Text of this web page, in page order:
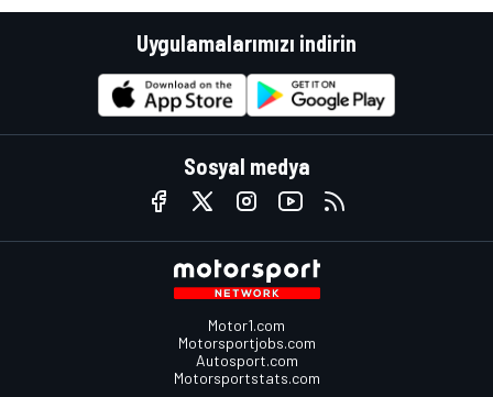
Uygulamalarımızı indirin
Sosyal medya
Motor1.com
Motorsportjobs.com
Autosport.com
Motorsportstats.com